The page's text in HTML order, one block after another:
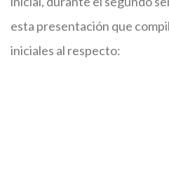
esta presentación que
iniciales al respecto: